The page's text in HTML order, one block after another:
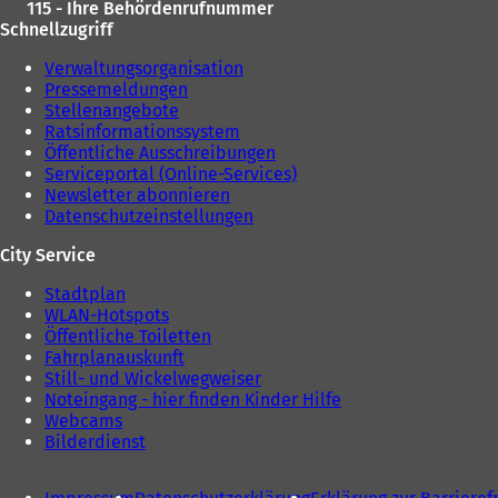
115 - Ihre Behördenrufnummer
Schnellzugriff
Verwaltungsorganisation
Pressemeldungen
Stellenangebote
Ratsinformationssystem
Öffentliche Ausschreibungen
Serviceportal (Online-Services)
Newsletter abonnieren
Datenschutzeinstellungen
City Service
Stadtplan
WLAN-Hotspots
Öffentliche Toiletten
Fahrplanauskunft
Still- und Wickelwegweiser
Noteingang - hier finden Kinder Hilfe
Webcams
Bilderdienst